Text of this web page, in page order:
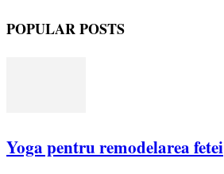
POPULAR POSTS
Yoga pentru remodelarea fetei